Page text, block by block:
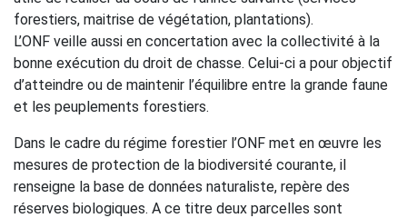
forestiers, maitrise de végétation, plantations).
L’ONF veille aussi en concertation avec la collectivité à la
bonne exécution du droit de chasse. Celui-ci a pour objectif
d’atteindre ou de maintenir l’équilibre entre la grande faune
et les peuplements forestiers.
Dans le cadre du régime forestier l’ONF met en œuvre les
mesures de protection de la biodiversité courante, il
renseigne la base de données naturaliste, repère des
réserves biologiques. A ce titre deux parcelles sont